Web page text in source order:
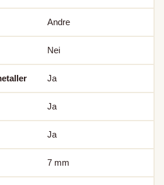
Andre
Nei
Ja
Ja
Ja
7 mm